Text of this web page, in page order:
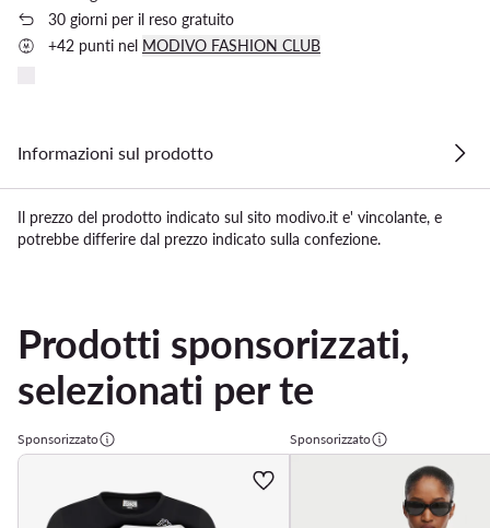
30 giorni per il reso gratuito
+42 punti nel MODIVO FASHION CLUB
Informazioni sul prodotto
Il prezzo del prodotto indicato sul sito modivo.it e' vincolante, e
potrebbe differire dal prezzo indicato sulla confezione.
Prodotti sponsorizzati,
selezionati per te
Sponsorizzato Sponsorizzato